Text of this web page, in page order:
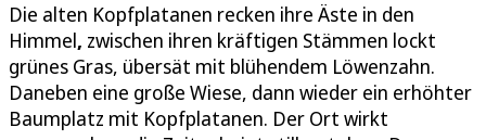
Die alten Kopfplatanen recken ihre Äste in den
Himmel, zwischen ihren kräftigen Stämmen lockt
grünes Gras, übersät mit blühendem Löwenzahn.
Daneben eine große Wiese, dann wieder ein erhöhter
Baumplatz mit Kopfplatanen. Der Ort wirkt